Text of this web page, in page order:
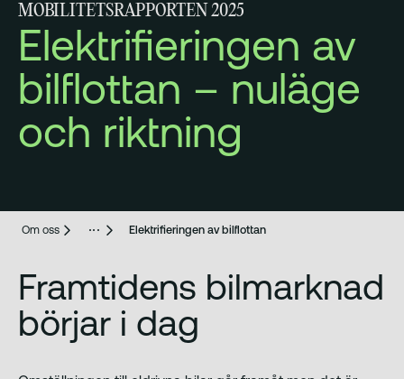
MOBILITETSRAPPORTEN 2025
Elektrifieringen av
bilflottan – nuläge
och riktning
Om oss Elektrifieringen av bilflottan
Framtidens bilmarknad
börjar i dag